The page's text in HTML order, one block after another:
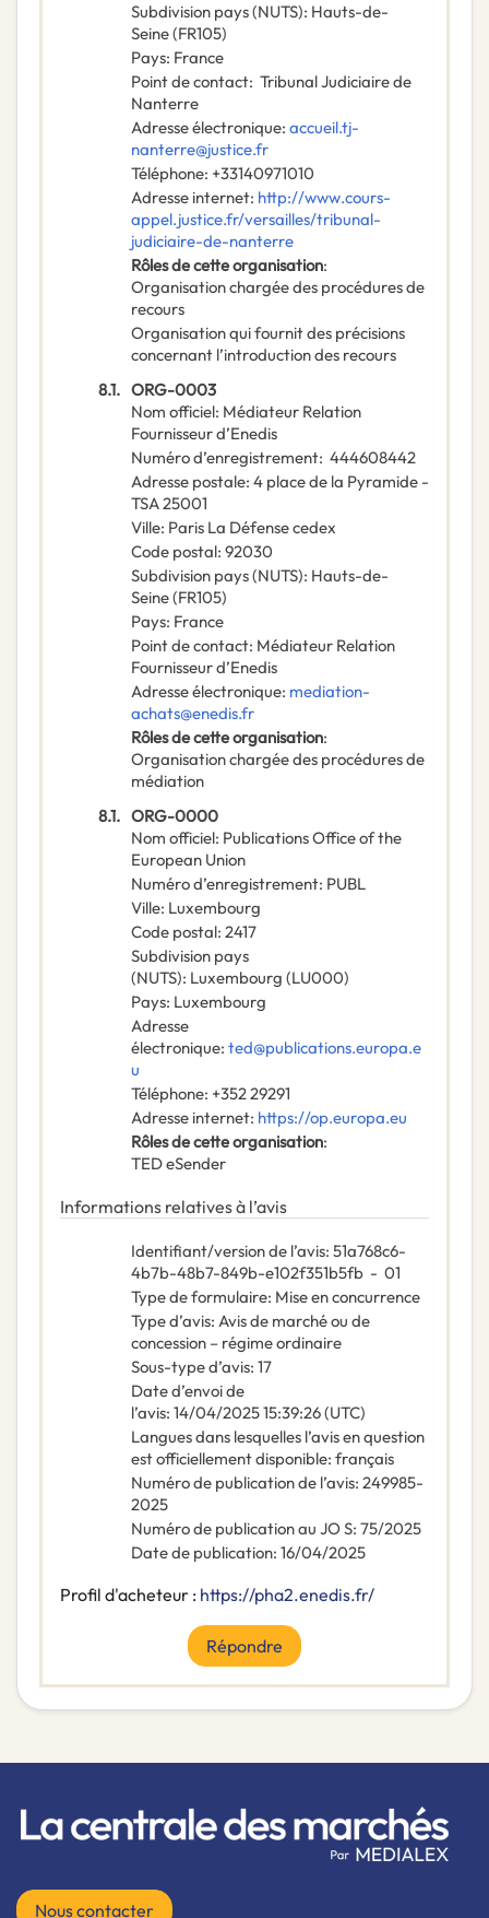
Subdivision pays (NUTS): Hauts-de-
Seine(FR105)
Pays: France
Point de contact: Tribunal Judiciaire de
Nanterre
Adresse électronique: accueil.tj-
nanterre@justice.fr
Téléphone: +33140971010
Adresse internet: http://www.cours-
appel.justice.fr/versailles/tribunal-
judiciaire-de-nanterre
Rôles de cette organisation:
Organisation chargée des procédures de
recours
Organisation qui fournit des précisions
concernant l’introduction des recours
8.1. ORG-0003
Nom officiel: Médiateur Relation
Fournisseur d’Enedis
Numéro d’enregistrement: 444608442
Adresse postale: 4 place de la Pyramide -
TSA 25001
Ville: Paris La Défense cedex
Code postal: 92030
Subdivision pays (NUTS): Hauts-de-
Seine(FR105)
Pays: France
Point de contact: Médiateur Relation
Fournisseur d’Enedis
Adresse électronique: mediation-
achats@enedis.fr
Rôles de cette organisation:
Organisation chargée des procédures de
médiation
8.1. ORG-0000
Nom officiel: Publications Office of the
European Union
Numéro d’enregistrement: PUBL
Ville: Luxembourg
Code postal: 2417
Subdivision pays
(NUTS): Luxembourg (LU000)
Pays: Luxembourg
Adresse
électronique: ted@publications.europa.e
u
Téléphone: +352 29291
Adresse internet: https://op.europa.eu
Rôles de cette organisation:
TED eSender
Informations relatives à l’avis
Identifiant/version de l’avis: 51a768c6-
4b7b-48b7-849b-e102f351b5fb - 01
Type de formulaire: Mise en concurrence
Type d’avis: Avis de marché ou de
concession – régime ordinaire
Sous-type d’avis: 17
Date d’envoi de
l’avis: 14/04/202515:39:26 (UTC)
Langues dans lesquelles l’avis en question
est officiellement disponible: français
Numéro de publication de l’avis: 249985-
2025
Numéro de publication au JO S: 75/2025
Date de publication: 16/04/2025
Profil d'acheteur : https://pha2.enedis.fr/
Répondre
Nous contacter